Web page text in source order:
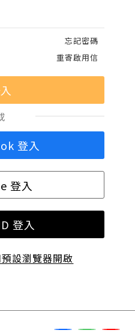
忘記密碼
重寄啟用信
登入
登入
登入
設瀏覽器開啟